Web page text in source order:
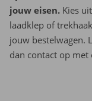
jouw eisen. Kies
laadklep of
jouw bestelwagen.
dan contact op met